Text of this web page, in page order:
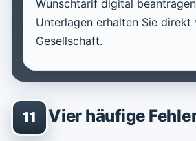
Wunschtarif digital
Unterlagen erhalten Sie direkt
Gesellschaft.
11 Vier häufige